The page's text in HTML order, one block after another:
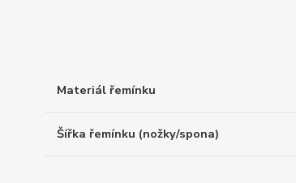
Materiál řemínku
Šířka řemínku (nožky/spona)